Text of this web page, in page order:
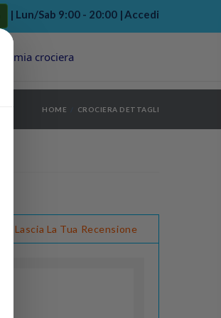
>
>
| Lun/Sab 9:00 - 20:00 |Accedi
La mia crociera
HOME CROCIERA DETTAGLI
Lascia La Tua Recensione